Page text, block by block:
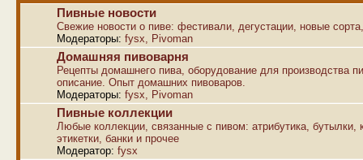
Пивные новости
Свежие новости о пиве: фестивали, дегустации, новые
Модераторы: fysx Pivoman
Домашняя пивоварня
Рецепты домашнего пива, оборудование для производства
описание. Опыт домашних пивоваров.
Модераторы: fysx Pivoman
Пивные коллекции
Любые коллекции, связанные с пивом: атрибутика, бутылки,
этикетки, банки и прочее
Модератор: fysx